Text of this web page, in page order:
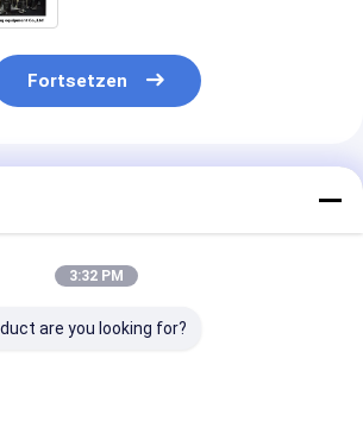
Fortsetzen
3:32 PM
are you looking for?